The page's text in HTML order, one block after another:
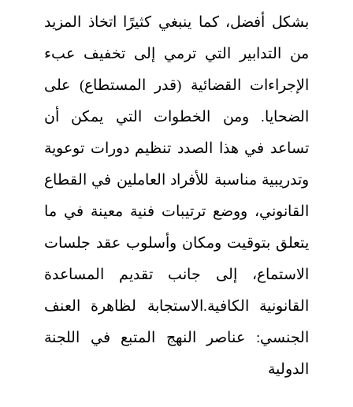
بشكل أفضل، كما ينبغي كثيرًا اتخاذ المزيد
من التدابير التي ترمي إلى تخفيف عبء
الإجراءات القضائية (قدر المستطاع) على
الضحايا. ومن الخطوات التي يمكن أن
تساعد في هذا الصدد تنظيم دورات توعوية
وتدريبية مناسبة للأفراد العاملين في القطاع
القانوني، ووضع ترتيبات فنية معينة في ما
يتعلق بتوقيت ومكان وأسلوب عقد جلسات
الاستماع، إلى جانب تقديم المساعدة
القانونية الكافية.الاستجابة لظاهرة العنف
الجنسي: عناصر النهج المتبع في اللجنة
الدولية